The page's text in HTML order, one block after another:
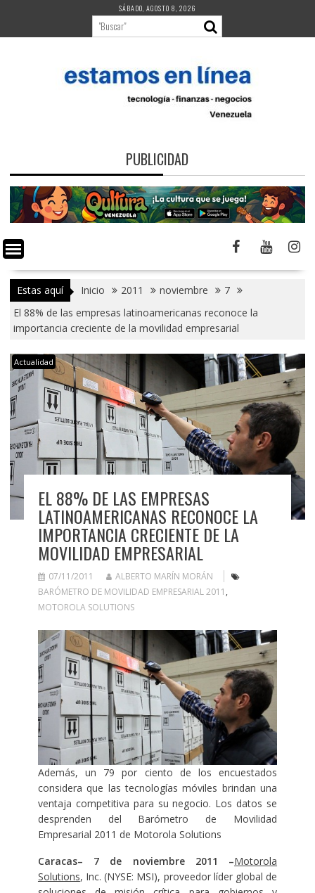
contenido
SÁBADO, AGOSTO 8, 2026
PUBLICIDAD
Estas aquí Inicio 2011 noviembre
7
El 88% de las empresas latinoamericanas reconoce la
importancia creciente de la movilidad empresarial
Actualidad
EL 88% DE LAS EMPRESAS
LATINOAMERICANAS RECONOCE LA
IMPORTANCIA CRECIENTE DE LA
MOVILIDAD EMPRESARIAL
07/11/2011
ALBERTO MARÍN MORÁN
BARÓMETRO DE MOVILIDAD EMPRESARIAL 2011 ,
MOTOROLA SOLUTIONS
Además, un 79 por ciento de los encuestados
considera que las tecnologías móviles brindan una
ventaja competitiva para su negocio. Los datos se
desprenden del Barómetro de Movilidad
Empresarial 2011 de Motorola Solutions
Caracas– 7 de noviembre 2011 –Motorola
Solutions, Inc. (NYSE: MSI), proveedor líder global de